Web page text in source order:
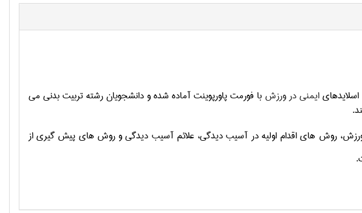
ایمنی در ورزش با فورمت پاورپوینت آماده شده و دانشجویان رشته تربیت بدنی می
روش های اقدام اولیه در آسیب دیدگی، علائم آسیب دیدگی و روش های پیش گیری از